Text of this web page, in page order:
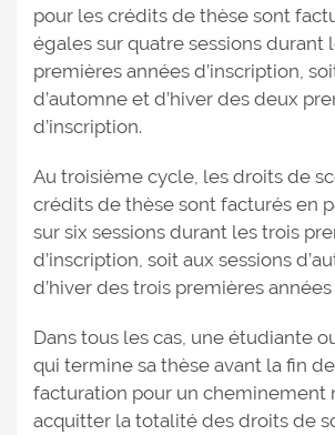
pour les crédits de thèse sont
égales sur quatre sessions durant
premières années d’inscription,
d’automne et d’hiver des deux
d’inscription.
Au troisième cycle, les droits de
crédits de thèse sont facturés en
sur six sessions durant les trois
d’inscription, soit aux sessions
d’hiver des trois premières années
Dans tous les cas, une étudiante
qui termine sa thèse avant la fin
facturation pour un cheminement
acquitter la totalité des droits de